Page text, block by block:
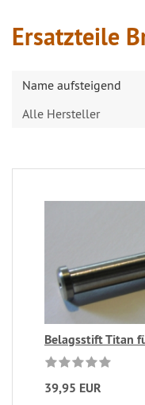
Ersatzteile
Name aufsteigend
Alle Hersteller
Belagsstift Titan
39,95 EUR